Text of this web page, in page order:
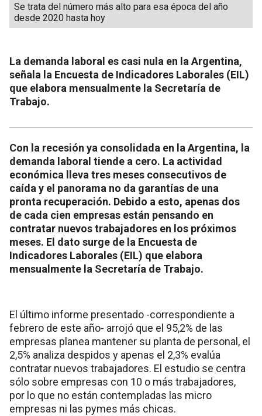
Se trata del número más alto para esa época del año
desde 2020 hasta hoy
La demanda laboral es casi nula en la Argentina,
señala la Encuesta de Indicadores Laborales (EIL)
que elabora mensualmente la Secretaría de
Trabajo.
Con la recesión ya consolidada en la Argentina, la
demanda laboral tiende a cero. La actividad
económica lleva tres meses consecutivos de
caída y el panorama no da garantías de una
pronta recuperación. Debido a esto, apenas dos
de cada cien empresas están pensando en
contratar nuevos trabajadores en los próximos
meses. El dato surge de la Encuesta de
Indicadores Laborales (EIL) que elabora
mensualmente la Secretaría de Trabajo.
El último informe presentado -correspondiente a
febrero de este año- arrojó que el 95,2% de las
empresas planea mantener su planta de personal, el
2,5% analiza despidos y apenas el 2,3% evalúa
contratar nuevos trabajadores. El estudio se centra
sólo sobre empresas con 10 o más trabajadores,
por lo que no están contempladas las micro
empresas ni las pymes más chicas.